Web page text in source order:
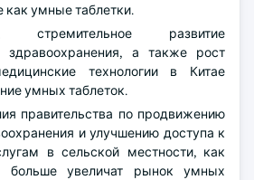
как умные таблетки.
развитие
здравоохранения, а также рост
технологии в Китае
умных таблеток.
правительства по продвижению
и улучшению доступа к
в сельской местности, как
больше увеличат рынок умных